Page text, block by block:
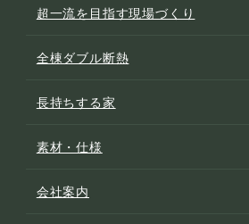
超一流を目指す現場づくり
全棟ダブル断熱
長持ちする家
素材・仕様
会社案内